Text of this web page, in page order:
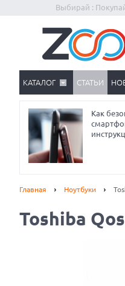
Выбирай :
КАТАЛОГ СТАТЬИ
Как
Главная Ноутбуки
Toshiba